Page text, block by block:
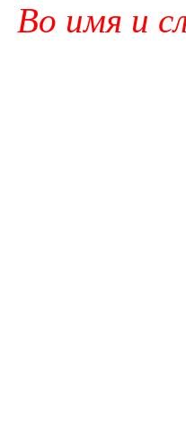
Во имя и